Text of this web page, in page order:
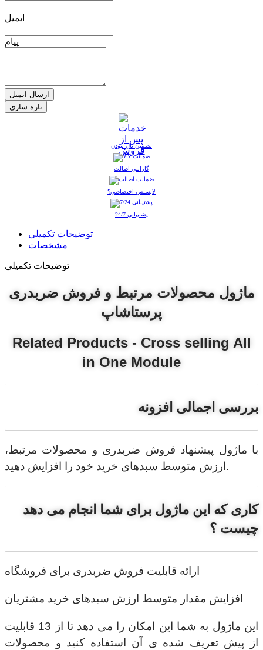
ایمیل
پیام
ارسال ایمیل
تضمین نال نبودن
گارانتی اصالت
لایسنس اختصاصی؟
پشتیبانی 24/7
توضیحات تکمیلی
مشخصات
توضیحات تکمیلی
ماژول محصولات مرتبط و فروش ضربدری
پرستاشاپ
Related Products - Cross selling All
in One Module
بررسی اجمالی افزونه
با ماژول پیشنهاد فروش ضربدری و محصولات مرتبط،
ارزش متوسط سبدهای خرید خود را افزایش دهید.
کاری که این ماژول برای شما انجام می دهد
چیست ؟
ارائه قابلیت فروش ضربدری برای فروشگاه
افزایش مقدار متوسط ​​ارزش سبدهای خرید مشتریان
این ماژول به شما این امکان را می دهد تا از 13 قابلیت
از پیش تعریف شده ی آن استفاده کنید و محصولات